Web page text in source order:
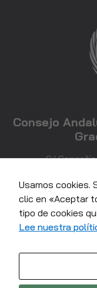
Consejo
C/
© 2022 Consejo
Usamos cookies.
clic en «Aceptar
tipo de cookies
Lee nuestra